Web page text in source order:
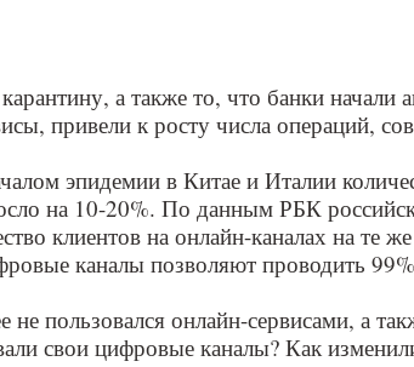
а также то, что банки начали
привели к росту числа операций,
эпидемии в Китае и Италии
на 10-20%. По данным РБК
клиентов на онлайн-каналах на те
каналы позволяют проводить
пользовался онлайн-сервисами, а
свои цифровые каналы? Как